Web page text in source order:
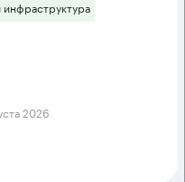
инфраструктура
2026